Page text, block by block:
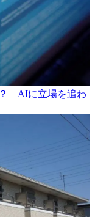
？ AIに立場を追わ